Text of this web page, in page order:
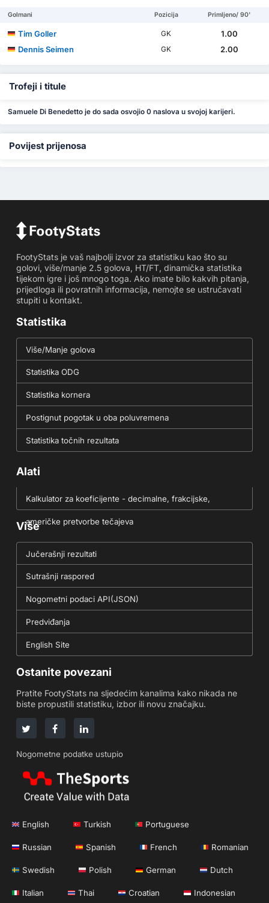
Golmani Pozicija Primljeno/ 90'
Tim Goller GK
1.00
Dennis Seimen
GK 2.00
Trofeji i titule
Samuele Di Benedetto je do sada osvojio 0 naslova u svojoj karijeri.
Povijest prijenosa
FootyStats je vaš najbolji izvor za statistiku kao što su
golovi, više/manje 2.5 golova, HT/FT, dinamička statistika
tijekom igre i još mnogo toga. Ako imate bilo kakvih pitanja,
prijedloga ili povratnih informacija, nemojte se ustručavati
stupiti u kontakt.
Statistika
Više/Manje golova
Statistika ODG
Statistika kornera
Postignut pogotak u oba poluvremena
Statistika točnih rezultata
Alati
Kalkulator za koeficijente - decimalne, frakcijske,
američke pretvorbe tečajeva
Više
Jučerašnji rezultati
Sutrašnji raspored
Nogometni podaci API(JSON)
Predviđanja
English Site
Ostanite povezani
Pratite FootyStats na sljedećim kanalima kako nikada ne
biste propustili statistiku, izbor ili novu značajku.
Nogometne podatke ustupio
English Turkish Portuguese
Russian Spanish French Romanian
Swedish Polish German Dutch
Italian Thai Croatian Indonesian